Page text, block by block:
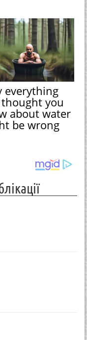
everything
you
about water
be wrong